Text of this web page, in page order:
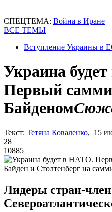
СПЕЦТЕМА: Война в Иране
ВСЕ ТЕМЫ
Вступление Украины в
Украина
Первый
Байденом
Текст: Тетяна Коваленко, 15
28
10885
Байден и Столтенберг на
Лидеры стран-